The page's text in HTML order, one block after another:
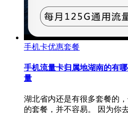
手机卡优惠套餐
手机流量卡归属地湖南的有
量
湖北省内还是有很多套餐的
的套餐，并不容易。 因为你